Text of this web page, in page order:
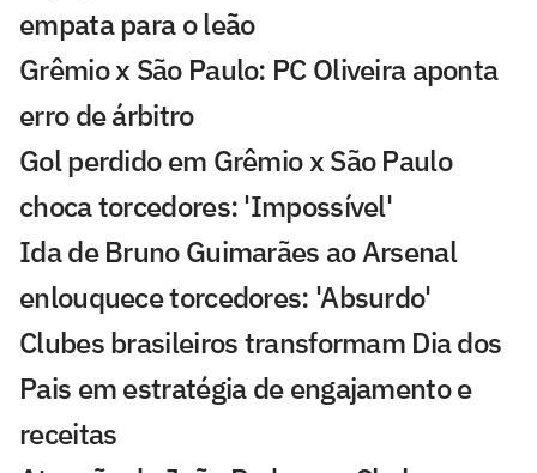
empata para o leão
Grêmio x São Paulo: PC Oliveira aponta
erro de árbitro
Gol perdido em Grêmio x São Paulo
choca torcedores: 'Impossível'
Ida de Bruno Guimarães ao Arsenal
enlouquece torcedores: 'Absurdo'
Clubes brasileiros transformam Dia dos
Pais em estratégia de engajamento e
receitas